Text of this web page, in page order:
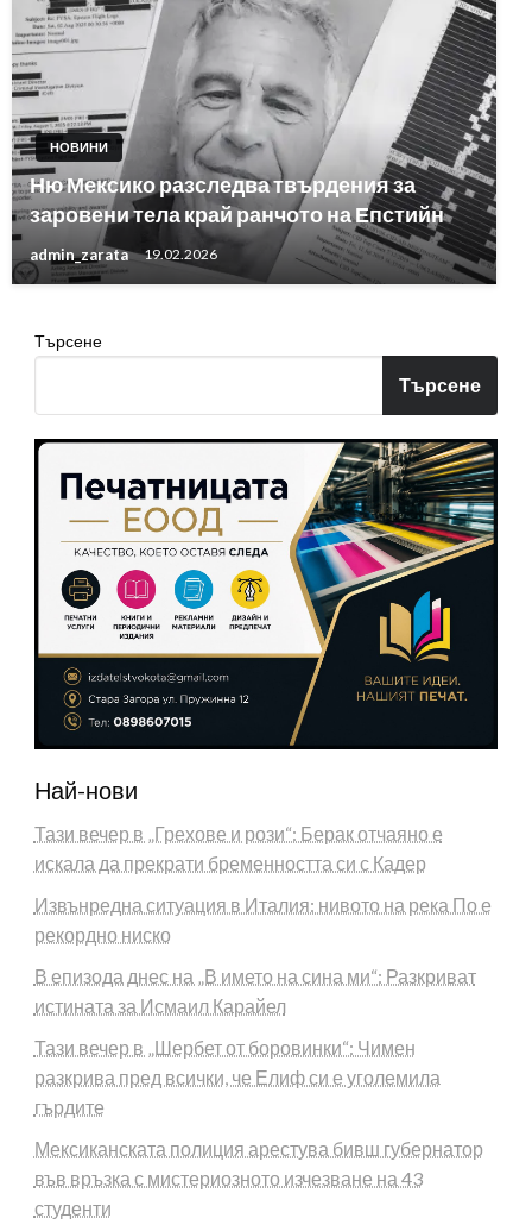
НОВИНИ
Ню Мексико разследва твърдения за
заровени тела край ранчото на Епстийн
admin_zarata 19.02.2026
Търсене
Търсене
Най-нови
Тази вечер в „Грехове и рози“: Берак отчаяно е
искала да прекрати бременността си с Кадер
Извънредна ситуация в Италия: нивото на река По е
рекордно ниско
В епизода днес на „В името на сина ми“: Разкриват
истината за Исмаил Карайел
Тази вечер в „Шербет от боровинки“: Чимен
разкрива пред всички, че Елиф си е уголемила
гърдите
Мексиканската полиция арестува бивш губернатор
във връзка с мистериозното изчезване на 43
студенти